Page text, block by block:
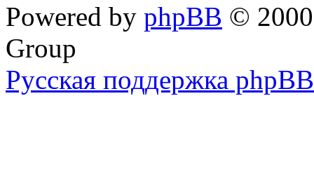
Powered by phpBB ©
Group
Русская поддержка phpBB